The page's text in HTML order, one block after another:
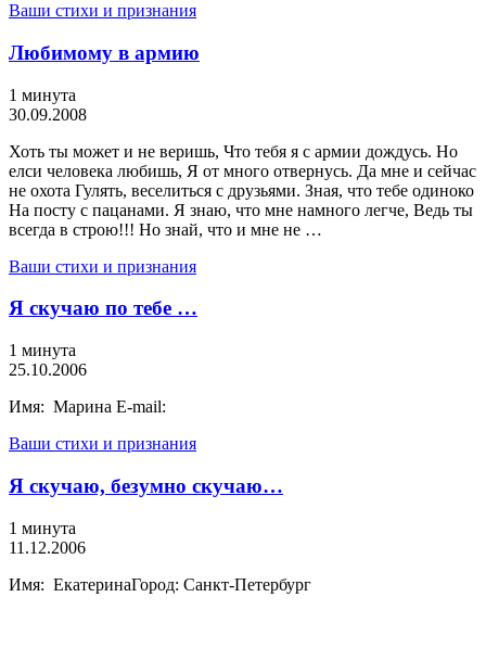
Ваши стихи и признания
Любимому в армию
1 минута
30.09.2008
Хоть ты может и не веришь, Что тебя я с армии дождусь. Но
елси человека любишь, Я от много отвернусь. Да мне и сейчас
не охота Гулять, веселиться с друзьями. Зная, что тебе одиноко
На посту с пацанами. Я знаю, что мне намного легче, Ведь ты
всегда в строю!!! Но знай, что и мне не …
Ваши стихи и признания
Я скучаю по тебе …
1 минута
25.10.2006
Имя: Марина E-mail:
Ваши стихи и признания
Я скучаю, безумно скучаю…
1 минута
11.12.2006
Имя: ЕкатеринаГород: Санкт-Петербург